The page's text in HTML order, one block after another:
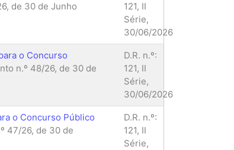
de 30 de Junho
121, II
Série,
30/06/2026
o Concurso
n.º 48/26, de 30 de
D.R. n.º:
121, II
Série,
30/06/2026
o Concurso Público
47/26, de 30 de
D.R. n.º:
121, II
Série,